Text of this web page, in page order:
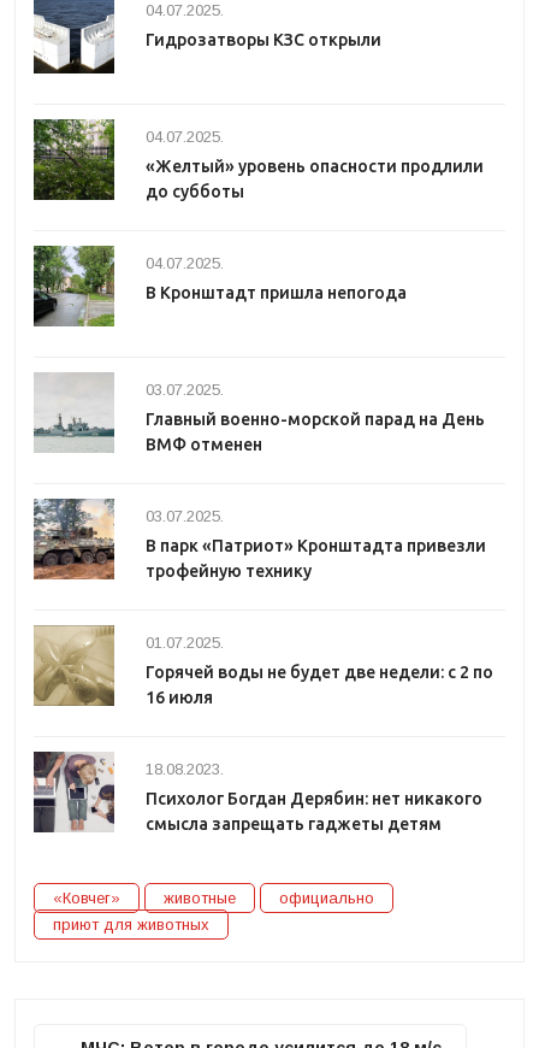
04.07.2025.
Гидрозатворы КЗС открыли
04.07.2025.
«Желтый» уровень опасности продлили
до субботы
04.07.2025.
В Кронштадт пришла непогода
03.07.2025.
Главный военно-морской парад на День
ВМФ отменен
03.07.2025.
В парк «Патриот» Кронштадта привезли
трофейную технику
01.07.2025.
Горячей воды не будет две недели: с 2 по
16 июля
18.08.2023.
Психолог Богдан Дерябин: нет никакого
смысла запрещать гаджеты детям
«Ковчег» животные
официально
приют для животных